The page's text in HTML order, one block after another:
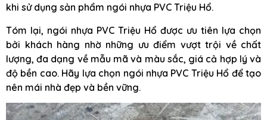
khi sử dụng sản phẩm ngói nhựa PVC Triệu Hổ.
Tóm lại, ngói nhựa PVC Triệu Hổ được ưu tiên lựa chọn
bởi khách hàng nhờ những ưu điểm vượt trội về chất
lượng, đa dạng về mẫu mã và màu sắc, giá cả hợp lý và
độ bền cao. Hãy lựa chọn ngói nhựa PVC Triệu Hổ để tạo
nên mái nhà đẹp và bền vững.